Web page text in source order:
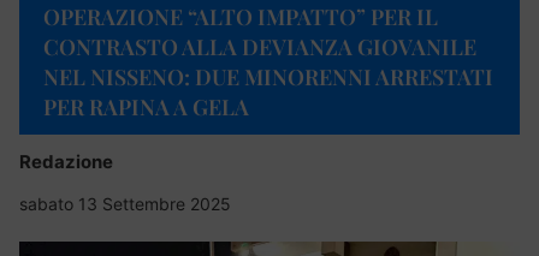
OPERAZIONE “ALTO IMPATTO” PER IL
CONTRASTO ALLA DEVIANZA GIOVANILE
NEL NISSENO: DUE MINORENNI ARRESTATI
PER RAPINA A GELA
Redazione
sabato 13 Settembre 2025